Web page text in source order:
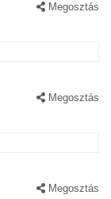
Megosztás
Megosztás
Megosztás